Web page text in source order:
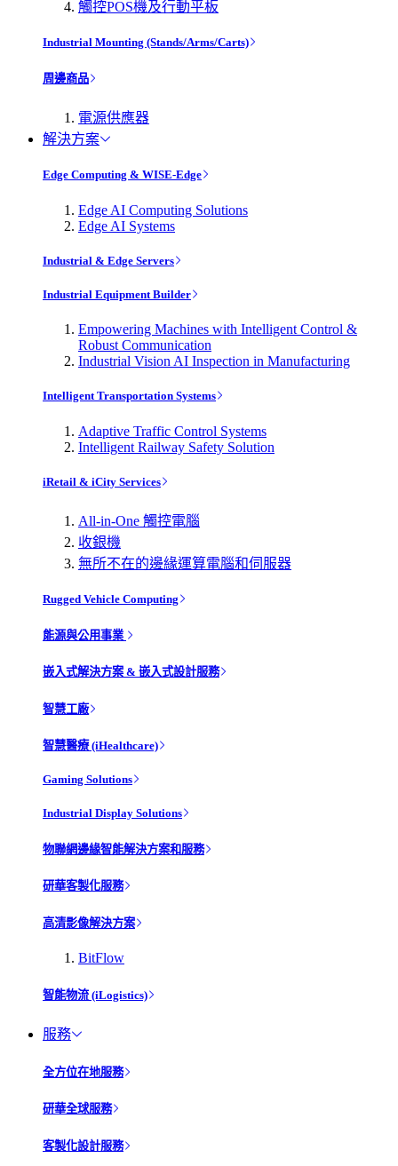
觸控POS機及行動平板
Industrial Mounting (Stands/Arms/Carts)
周邊商品
電源供應器
解決方案
Edge Computing & WISE-Edge
Edge AI Computing Solutions
Edge AI Systems
Industrial & Edge Servers
Industrial Equipment Builder
Empowering Machines with Intelligent Control &
Robust Communication
Industrial Vision AI Inspection in Manufacturing
Intelligent Transportation Systems
Adaptive Traffic Control Systems
Intelligent Railway Safety Solution
iRetail & iCity Services
All-in-One 觸控電腦
收銀機
無所不在的邊緣運算電腦和伺服器
Rugged Vehicle Computing
能源與公用事業
嵌入式解決方案 & 嵌入式設計服務
智慧工廠
智慧醫療 (iHealthcare)
Gaming Solutions
Industrial Display Solutions
物聯網邊緣智能解決方案和服務
研華客製化服務
高清影像解決方案
BitFlow
智能物流 (iLogistics)
服務
全方位在地服務
研華全球服務
客製化設計服務